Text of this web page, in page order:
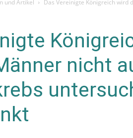
und Artikel Das Vereinigte Königreich wird
nicht